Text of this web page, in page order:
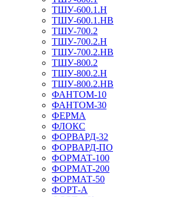
ТШУ-600.1.Н
ТШУ-600.1.НВ
ТШУ-700.2
ТШУ-700.2.Н
ТШУ-700.2.НВ
ТШУ-800.2
ТШУ-800.2.Н
ТШУ-800.2.НВ
ФАНТОМ-10
ФАНТОМ-30
ФЕРМА
ФЛОКС
ФОРВАРД-32
ФОРВАРД-ПО
ФОРМАТ-100
ФОРМАТ-200
ФОРМАТ-50
ФОРТ-А